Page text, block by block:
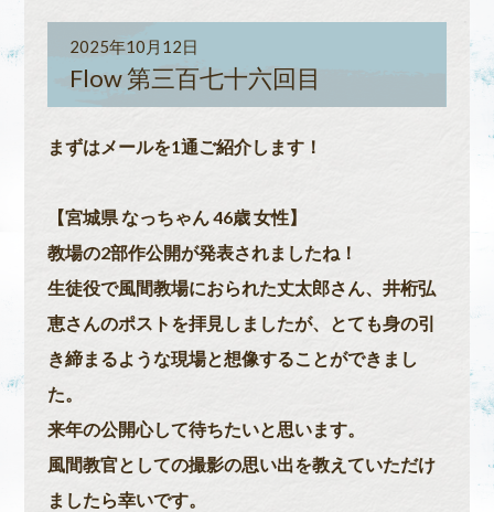
2025年10月12日
Flow 第三百七十六回目
まずはメールを1通ご紹介します！
【宮城県 なっちゃん 46歳 女性】
教場の2部作公開が発表されましたね！
生徒役で風間教場におられた丈太郎さん、井桁弘
恵さんのポストを拝見しましたが、とても身の引
き締まるような現場と想像することができまし
た。
来年の公開心して待ちたいと思います。
風間教官としての撮影の思い出を教えていただけ
ましたら幸いです。